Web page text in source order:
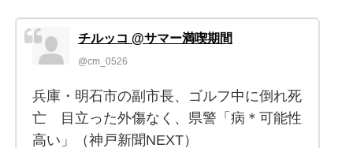
チルッコ @サマー満喫期間
@cm_0526
兵庫・明石市の副市長、ゴルフ中に倒れ死
亡 目立った外傷なく、県警「病＊可能性
高い」（神戸新聞NEXT）